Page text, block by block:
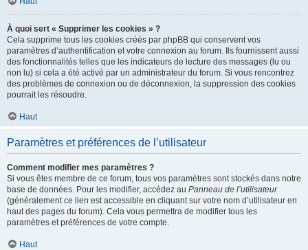
À quoi sert « Supprimer les cookies » ?
Cela supprime tous les cookies créés par phpBB qui conservent vos
paramètres d’authentification et votre connexion au forum. Ils fournissent aussi
des fonctionnalités telles que les indicateurs de lecture des messages (lu ou
non lu) si cela a été activé par un administrateur du forum. Si vous rencontrez
des problèmes de connexion ou de déconnexion, la suppression des cookies
pourrait les résoudre.
Haut
Paramètres et préférences de l’utilisateur
Comment modifier mes paramètres ?
Si vous êtes membre de ce forum, tous vos paramètres sont stockés dans notre
base de données. Pour les modifier, accédez au Panneau de l’utilisateur
(généralement ce lien est accessible en cliquant sur votre nom d’utilisateur en
haut des pages du forum). Cela vous permettra de modifier tous les
paramètres et préférences de votre compte.
Haut